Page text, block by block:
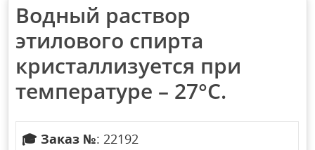
Водный раствор
этилового спирта
кристаллизуется при
температуре – 27°С.
🎓 Заказ №: 22192